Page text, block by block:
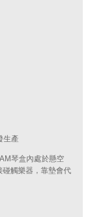
生產
琴盒內處於懸空
觸樂器，靠墊會代